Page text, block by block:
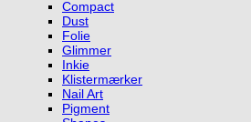
Compact
Dust
Folie
Glimmer
Inkie
Klistermærker
Nail Art
Pigment